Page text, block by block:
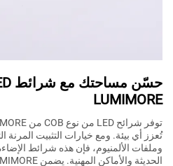
LUMIMORE
تُعزز أي بيئة. ومع خيارات التثبيت المرنة